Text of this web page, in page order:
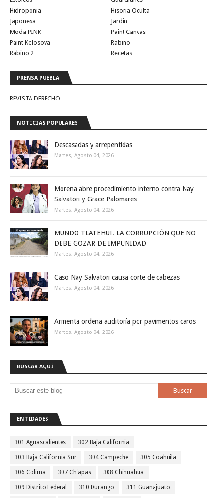
Hidroponia
Hisoria Oculta
Japonesa
Jardin
Moda PINK
Paint Canvas
Paint Kolosova
Rabino
Rabino 2
Recetas
PRENSA PUEBLA
REVISTA DERECHO
NOTICIAS POPULARES
Descasadas y arrepentidas
Martes, Agosto 04, 2026
Morena abre procedimiento interno contra Nay
Salvatori y Grace Palomares
Martes, Agosto 04, 2026
MUNDO TLATEHUI: LA CORRUPCIÓN QUE NO
DEBE GOZAR DE IMPUNIDAD
Martes, Agosto 04, 2026
Caso Nay Salvatori causa corte de cabezas
Martes, Agosto 04, 2026
Armenta ordena auditoría por pavimentos caros
Martes, Agosto 04, 2026
BUSCAR AQUÍ
ENTIDADES
301 Aguascalientes 302 Baja California
303 Baja California Sur 304 Campeche 305 Coahuila
306 Colima 307 Chiapas 308 Chihuahua
309 Distrito Federal 310 Durango 311 Guanajuato